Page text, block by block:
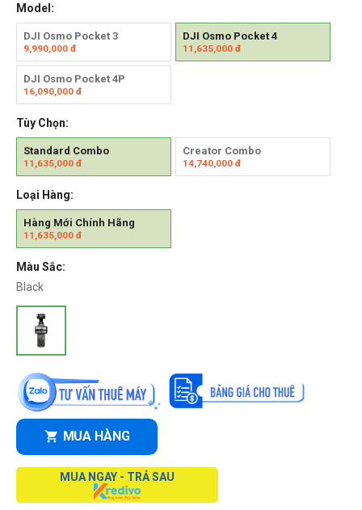
Model:
DJI Osmo Pocket 3
9,990,000 đ
DJI Osmo Pocket 4
11,635,000đ
DJI Osmo Pocket 4P
16,090,000 đ
Tùy Chọn:
Standard Combo
11,635,000 đ
Creator Combo
14,740,000đ
Loại Hàng:
Hàng Mới Chính Hãng
11,635,000 đ
Màu Sắc:
Black
MUA HÀNG
MUA NGAY - TRẢ SAU